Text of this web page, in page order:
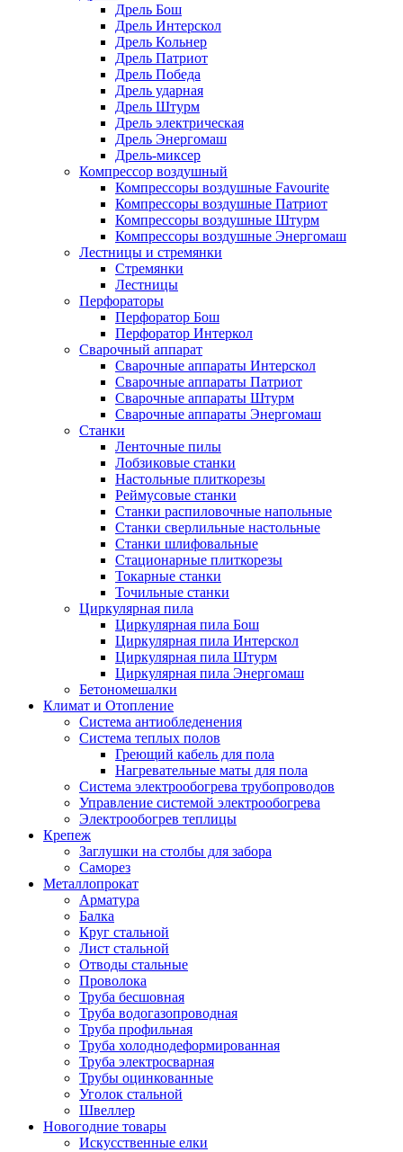
Дрель Бош
Дрель Интерскол
Дрель Кольнер
Дрель Патриот
Дрель Победа
Дрель ударная
Дрель Штурм
Дрель электрическая
Дрель Энергомаш
Дрель-миксер
Компрессор воздушный
Компрессоры воздушные Favourite
Компрессоры воздушные Патриот
Компрессоры воздушные Штурм
Компрессоры воздушные Энергомаш
Лестницы и стремянки
Стремянки
Лестницы
Перфораторы
Перфоратор Бош
Перфоратор Интеркол
Сварочный аппарат
Сварочные аппараты Интерскол
Сварочные аппараты Патриот
Сварочные аппараты Штурм
Сварочные аппараты Энергомаш
Станки
Ленточные пилы
Лобзиковые станки
Настольные плиткорезы
Реймусовые станки
Станки распиловочные напольные
Станки сверлильные настольные
Станки шлифовальные
Стационарные плиткорезы
Токарные станки
Точильные станки
Циркулярная пила
Циркулярная пила Бош
Циркулярная пила Интерскол
Циркулярная пила Штурм
Циркулярная пила Энергомаш
Бетономешалки
Климат и Отопление
Система антиобледенения
Система теплых полов
Греющий кабель для пола
Нагревательные маты для пола
Система электрообогрева трубопроводов
Управление системой электрообогрева
Электрообогрев теплицы
Крепеж
Заглушки на столбы для забора
Саморез
Металлопрокат
Арматура
Балка
Круг стальной
Лист стальной
Отводы стальные
Проволока
Труба бесшовная
Труба водогазопроводная
Труба профильная
Труба холоднодеформированная
Труба электросварная
Трубы оцинкованные
Уголок стальной
Швеллер
Новогодние товары
Искусственные елки